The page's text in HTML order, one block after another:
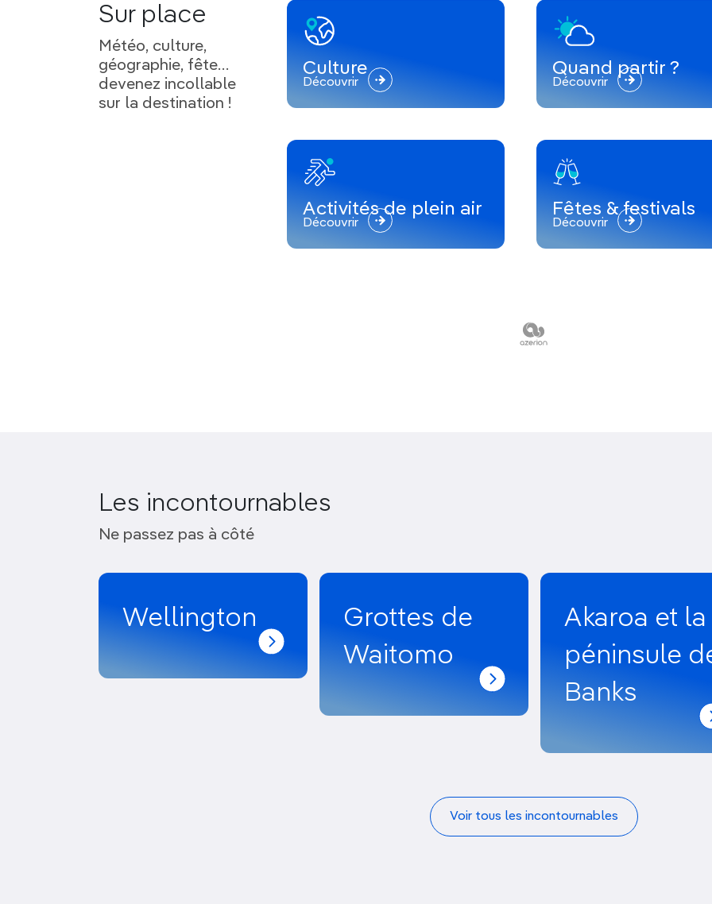
Sur place
Météo, culture,
géographie, fête…
devenez incollable
sur la destination !
Culture
Découvrir
Quand partir ?
Découvrir
Activités de plein air
Découvrir
Fêtes & festivals
Découvrir
Les incontournables
Ne passez pas à côté
Wellington
Grottes de
Waitomo
Akaroa et la
péninsule
Banks
Voir tous les incontournables